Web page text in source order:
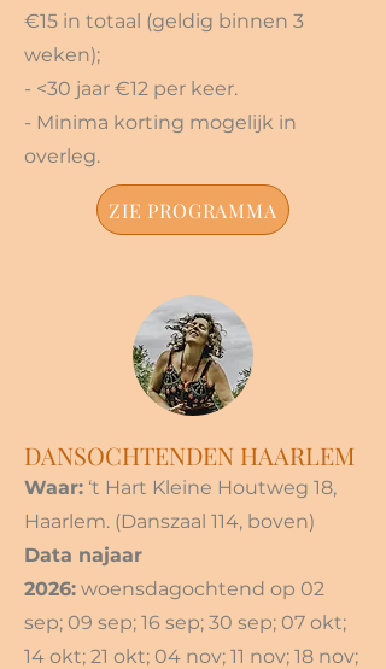
€15 in totaal (geldig binnen 3
weken);
- <30 jaar €12 per keer.
- Minima korting mogelijk in
overleg.
ZIE PROGRAMMA
DANSOCHTENDEN HAARLEM
Waar: ‘t Hart Kleine Houtweg 18,
Haarlem. (Danszaal 114, boven)
Data najaar
2026: woensdagochtend op 02
sep; 09 sep; 16 sep; 30 sep; 07 okt;
14 okt; 21 okt; 04 nov; 11 nov; 18 nov;